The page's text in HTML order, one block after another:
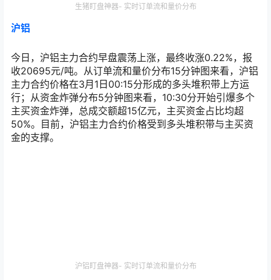
生猪盯盘神器- 实时订单流和量价分布
沪铝
今日，沪铝主力合约早盘震荡上涨，最终收涨0.22%，报
收20695元/吨。从订单流和量价分布15分钟图来看，沪铝
主力合约价格在3月1日00:15分形成的多头堆积带上方运
行；从资金炸弹分布5分钟图来看，10:30分开始引爆多个
主买资金炸弹，总成交额超15亿元，主买资金占比均超
50%。目前，沪铝主力合约价格受到多头堆积带与主买资
金的支撑。
沪铝盯盘神器- 实时订单流和量价分布